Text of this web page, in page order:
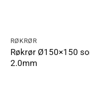
RØKRØR
Røkrør Ø150×150
2.0mm